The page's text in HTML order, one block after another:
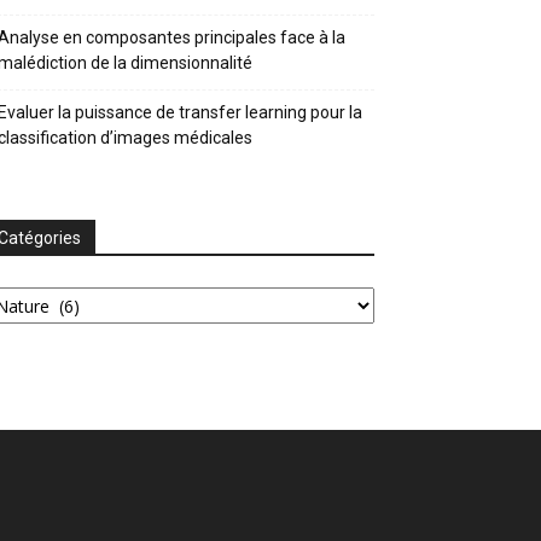
en composantes principales face à la
de la dimensionnalité
la puissance de transfer learning pour la
d’images médicales